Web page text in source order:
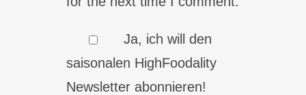
Ja, ich will den
saisonalen HighFoodality
Newsletter abonnieren!